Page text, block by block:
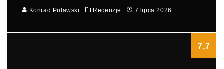
Konrad Puławski Recenzje 7 lipca 2026
7.7